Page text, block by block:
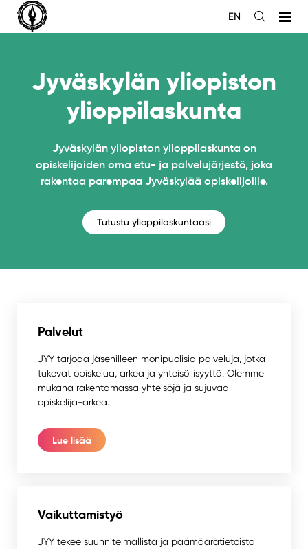
Siirry
sisältöön
Avaa
EN
Jyväskylän yliopiston
ylioppilaskunta
Jyväskylän yliopiston ylioppilaskunta on
opiskelijoiden oma etu- ja palvelujärjestö, joka
rakentaa parempaa Jyväskylää opiskelijoille.
Tutustu ylioppilaskuntaasi
Palvelut
JYY tarjoaa jäsenilleen monipuolisia palveluja, jotka
tukevat opiskelua, arkea ja yhteisöllisyyttä. Olemme
mukana rakentamassa yhteisöjä ja sujuvaa
opiskelija-arkea.
Lue lisää
Vaikuttamistyö
JYY tekee suunnitelmallista ja päämäärätietoista